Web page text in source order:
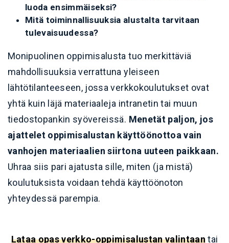
luoda ensimmäiseksi?
Mitä toiminnallisuuksia alustalta tarvitaan
tulevaisuudessa?
Monipuolinen oppimisalusta tuo merkittäviä
mahdollisuuksia verrattuna yleiseen
lähtötilanteeseen, jossa verkkokoulutukset ovat
yhtä kuin läjä materiaaleja intranetin tai muun
tiedostopankin syövereissä. Menetät paljon, jos
ajattelet oppimisalustan käyttöönottoa vain
vanhojen materiaalien siirtona uuteen paikkaan.
Uhraa siis pari ajatusta sille, miten (ja mistä)
koulutuksista voidaan tehdä käyttöönoton
yhteydessä parempia.
Lataa opas verkko-oppimisalustan valintaantai